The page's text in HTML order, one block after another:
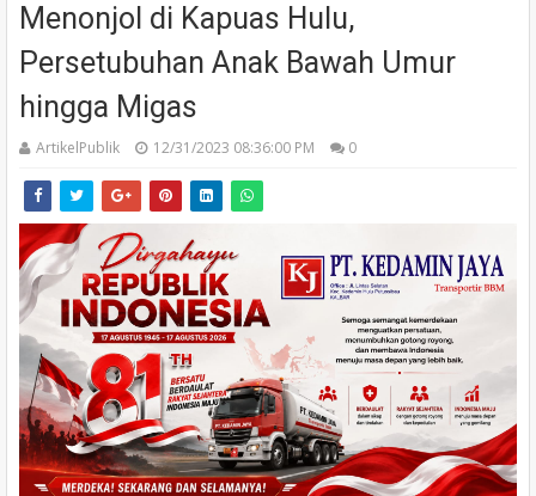
Menonjol di Kapuas Hulu,
Persetubuhan Anak Bawah Umur
hingga Migas
ArtikelPublik 12/31/2023 08:36:00 PM 0